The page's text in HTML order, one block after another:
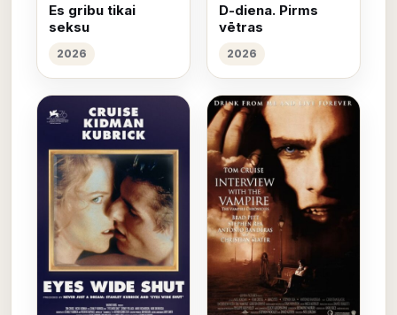
Es gribu tikai
seksu
2026
D-diena. Pirms
vētras
2026